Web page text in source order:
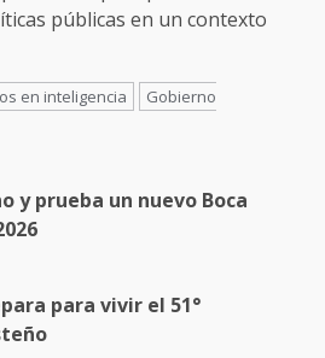
públicas en un contexto
en inteligencia
Gobierno
y prueba un nuevo Boca
para vivir el 51°